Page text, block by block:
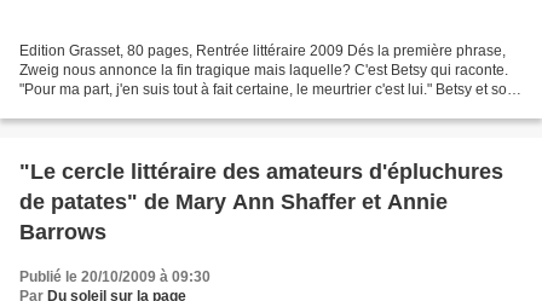
Edition Grasset, 80 pages, Rentrée littéraire 2009 Dés la première phrase,
Zweig nous annonce la fin tragique mais laquelle? C'est Betsy qui raconte.
"Pour ma part, j'en suis tout à fait certaine, le meurtrier c'est lui." Betsy et son
"Le cercle littéraire des amateurs d'épluchures
de patates" de Mary Ann Shaffer et Annie
Barrows
Publié le 20/10/2009 à 09:30
Par Du soleil sur la page